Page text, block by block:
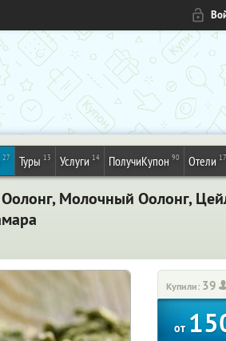
27 Туры 13 Услуги 14 ПолучиКупон 90 Отели 17
Оолонг, Молочный Оолонг,
Купили: 39
от